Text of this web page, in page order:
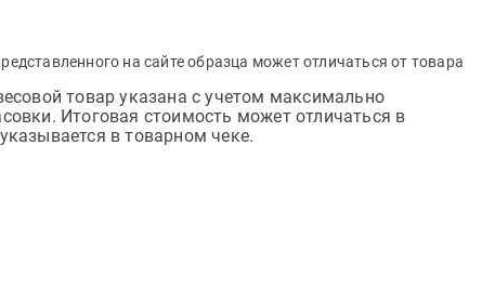
на сайте образца может отличаться от товара
товар указана с учетом максимально
Итоговая стоимость может отличаться в
в товарном чеке.